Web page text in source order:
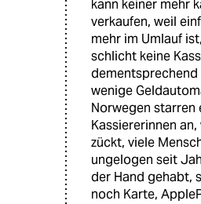
kann keiner mehr
verkaufen, weil
mehr im Umlauf
schlicht keine
dementsprechend
wenige
Norwegen starren
Kassiererinnen
zückt, viele
ungelogen seit
der Hand gehabt,
noch Karte,